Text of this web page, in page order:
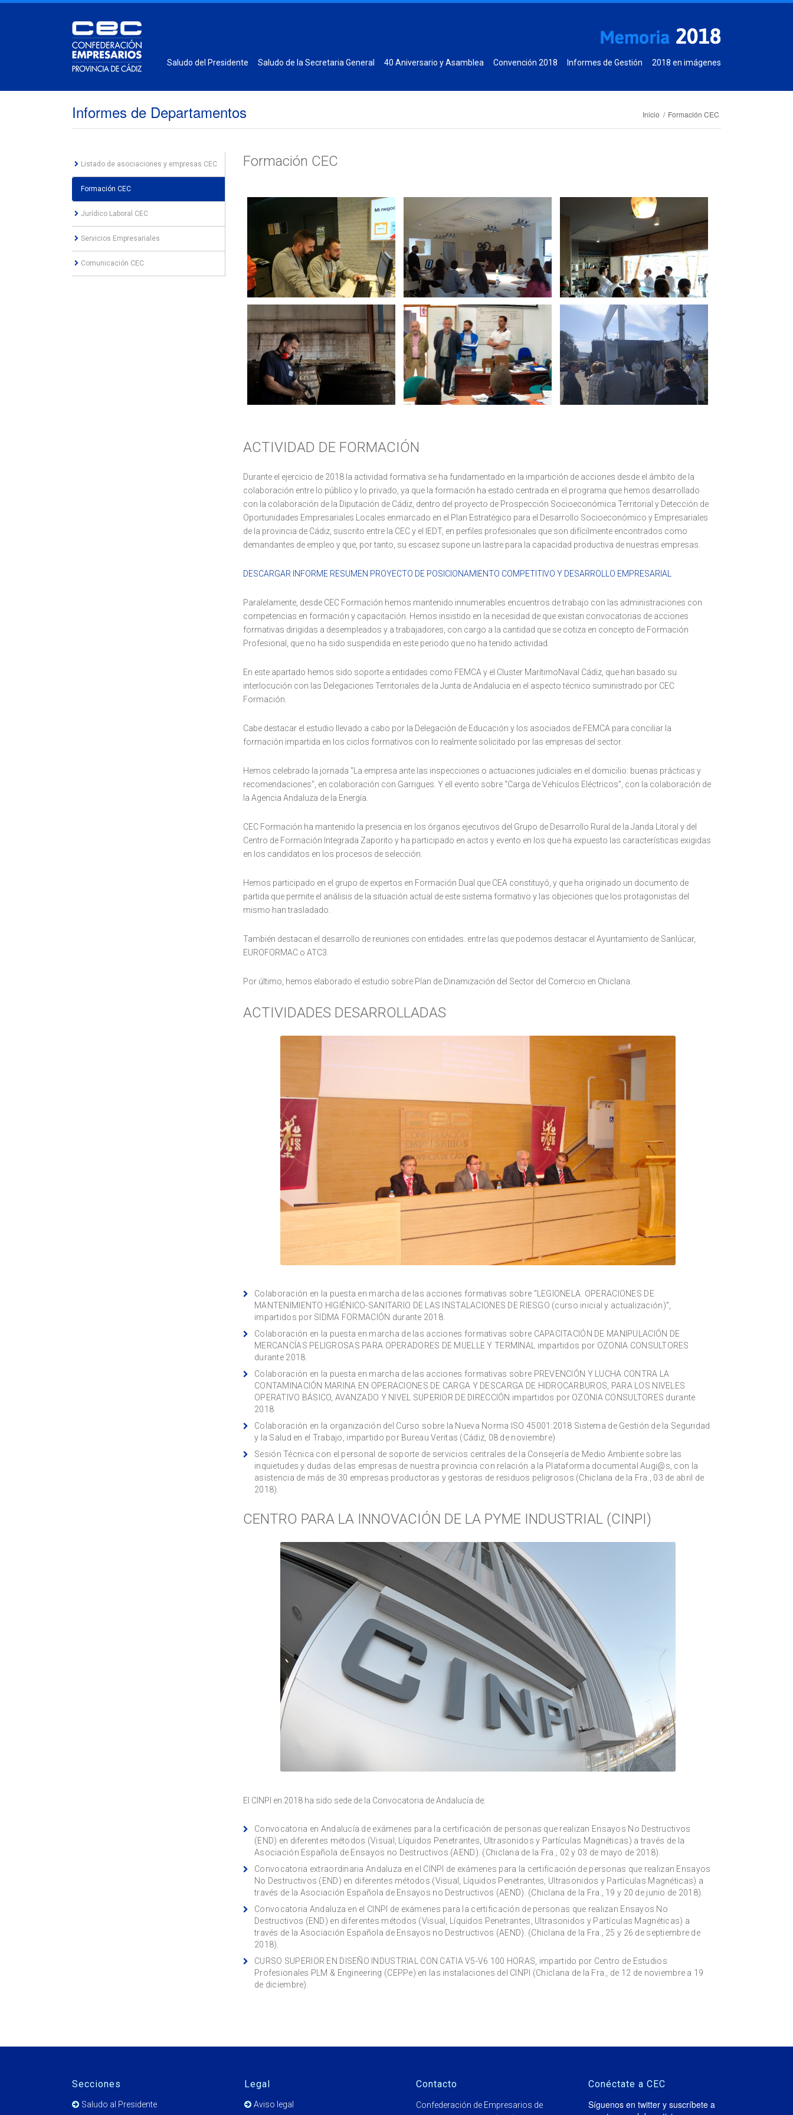
Saludo del Presidente Saludo de la Secretaria General 40 Aniversario y Asamblea Convención 2018 Informes de Gestión 2018 en imágenes
Informes de Departamentos Inicio / Formación CEC
Listado de asociaciones y empresas CEC
Formación CEC
Jurídico Laboral CEC
Servicios Empresariales
Comunicación CEC
Formación CEC
ACTIVIDAD DE FORMACIÓN
Durante el ejercicio de 2018 la actividad formativa se ha fundamentado en la impartición de acciones desde el ámbito de la
colaboración entre lo público y lo privado, ya que la formación ha estado centrada en el programa que hemos desarrollado
con la colaboración de la Diputación de Cádiz, dentro del proyecto de Prospección Socioeconómica Territorial y Detección de
Oportunidades Empresariales Locales enmarcado en el Plan Estratégico para el Desarrollo Socioeconómico y Empresariales
de la provincia de Cádiz, suscrito entre la CEC y el IEDT, en perfiles profesionales que son difícilmente encontrados como
demandantes de empleo y que, por tanto, su escasez supone un lastre para la capacidad productiva de nuestras empresas.
DESCARGAR INFORME RESUMEN PROYECTO DE POSICIONAMIENTO COMPETITIVO Y DESARROLLO EMPRESARIAL
Paralelamente, desde CEC Formación hemos mantenido innumerables encuentros de trabajo con las administraciones con
competencias en formación y capacitación. Hemos insistido en la necesidad de que existan convocatorias de acciones
formativas dirigidas a desempleados y a trabajadores, con cargo a la cantidad que se cotiza en concepto de Formación
Profesional, que no ha sido suspendida en este periodo que no ha tenido actividad.
En este apartado hemos sido soporte a entidades como FEMCA y el Cluster MarítimoNaval Cádiz, que han basado su
interlocución con las Delegaciones Territoriales de la Junta de Andalucia en el aspecto técnico suministrado por CEC
Formación.
Cabe destacar el estudio llevado a cabo por la Delegación de Educación y los asociados de FEMCA para conciliar la
formación impartida en los ciclos formativos con lo realmente solicitado por las empresas del sector.
Hemos celebrado la jornada "La empresa ante las inspecciones o actuaciones judiciales en el domicilio: buenas prácticas y
recomendaciones", en colaboración con Garrigues. Y ell evento sobre “Carga de Vehículos Eléctricos”, con la colaboración de
la Agencia Andaluza de la Energía.
CEC Formación ha mantenido la presencia en los órganos ejecutivos del Grupo de Desarrollo Rural de la Janda Litoral y del
Centro de Formación Integrada Zaporito y ha participado en actos y evento en los que ha expuesto las características exigidas
en los candidatos en los procesos de selección.
Hemos participado en el grupo de expertos en Formación Dual que CEA constituyó, y que ha originado un documento de
partida que permite el análisis de la situación actual de este sistema formativo y las objeciones que los protagonistas del
mismo han trasladado.
También destacan el desarrollo de reuniones con entidades. entre las que podemos destacar el Ayuntamiento de Sanlúcar,
EUROFORMAC o ATC3.
Por último, hemos elaborado el estudio sobre Plan de Dinamización del Sector del Comercio en Chiclana.
ACTIVIDADES DESARROLLADAS
Colaboración en la puesta en marcha de las acciones formativas sobre "LEGIONELA. OPERACIONES DE
MANTENIMIENTO HIGIÉNICO-SANITARIO DE LAS INSTALACIONES DE RIESGO (curso inicial y actualización)”,
impartidos por SIDMA FORMACIÓN durante 2018.
Colaboración en la puesta en marcha de las acciones formativas sobre CAPACITACIÓN DE MANIPULACIÓN DE
MERCANCÍAS PELIGROSAS PARA OPERADORES DE MUELLE Y TERMINAL impartidos por OZONIA CONSULTORES
durante 2018.
Colaboración en la puesta en marcha de las acciones formativas sobre PREVENCIÓN Y LUCHA CONTRA LA
CONTAMINACIÓN MARINA EN OPERACIONES DE CARGA Y DESCARGA DE HIDROCARBUROS, PARA LOS NIVELES
OPERATIVO BÁSICO, AVANZADO Y NIVEL SUPERIOR DE DIRECCIÓN impartidos por OZONIA CONSULTORES durante
2018.
Colaboración en la organización del Curso sobre la Nueva Norma ISO 45001:2018 Sistema de Gestión de la Seguridad
y la Salud en el Trabajo, impartido por Bureau Veritas (Cádiz, 08 de noviembre)
Sesión Técnica con el personal de soporte de servicios centrales de la Consejería de Medio Ambiente sobre las
inquietudes y dudas de las empresas de nuestra provincia con relación a la Plataforma documental Augi@s, con la
asistencia de más de 30 empresas productoras y gestoras de residuos peligrosos (Chiclana de la Fra., 03 de abril de
2018).
CENTRO PARA LA INNOVACIÓN DE LA PYME INDUSTRIAL (CINPI)
El CINPI en 2018 ha sido sede de la Convocatoria de Andalucía de:
Convocatoria en Andalucía de exámenes para la certificación de personas que realizan Ensayos No Destructivos
(END) en diferentes métodos (Visual, Líquidos Penetrantes, Ultrasonidos y Partículas Magnéticas) a través de la
Asociación Española de Ensayos no Destructivos (AEND). (Chiclana de la Fra., 02 y 03 de mayo de 2018).
Convocatoria extraordinaria Andaluza en el CINPI de exámenes para la certificación de personas que realizan Ensayos
No Destructivos (END) en diferentes métodos (Visual, Líquidos Penetrantes, Ultrasonidos y Partículas Magnéticas) a
través de la Asociación Española de Ensayos no Destructivos (AEND). (Chiclana de la Fra., 19 y 20 de junio de 2018).
Convocatoria Andaluza en el CINPI de exámenes para la certificación de personas que realizan Ensayos No
Destructivos (END) en diferentes métodos (Visual, Líquidos Penetrantes, Ultrasonidos y Partículas Magnéticas) a
través de la Asociación Española de Ensayos no Destructivos (AEND). (Chiclana de la Fra., 25 y 26 de septiembre de
2018).
CURSO SUPERIOR EN DISEÑO INDUSTRIAL CON CATIA V5-V6 100 HORAS, impartido por Centro de Estudios
Profesionales PLM & Engineering (CEPPe) en las instalaciones del CINPI (Chiclana de la Fra., de 12 de noviembre a 19
de diciembre).
Secciones
Saludo al Presidente
Legal
Aviso legal
Contacto
Confederación de Empresarios de
Conéctate a CEC
Síguenos en twitter y suscríbete a